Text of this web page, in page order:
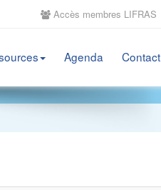
Accès membres LIFRAS
Agenda Contact